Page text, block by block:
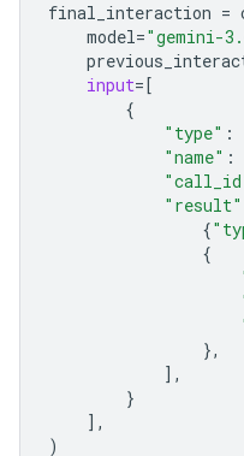
final_interaction =
model="gemini-
input= [
{
"type" :
"name" :
"result"
{
{
},
],
}
],
)